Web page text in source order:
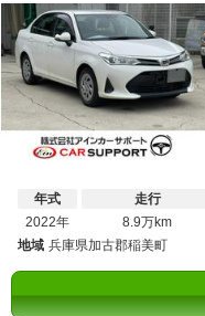
年式
2022年
走行
8.9万km
地域 兵庫県加古郡稲美町